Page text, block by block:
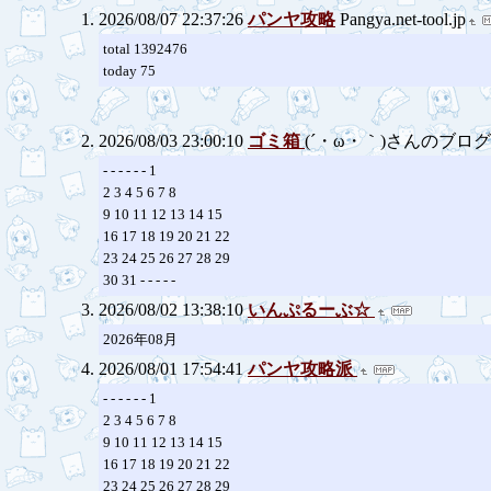
2026/08/07 22:37:26 パンヤ攻略 Pangya.net-tool.jp
total 1392476
today 75
2026/08/03 23:00:10 ゴミ箱(´・ω・｀)さんのブロ
- - - - - - 1
2 3 4 5 6 7 8
9 10 11 12 13 14 15
16 17 18 19 20 21 22
23 24 25 26 27 28 29
30 31 - - - - -
2026/08/02 13:38:10 いんぷるーぶ☆
2026年08月
2026/08/01 17:54:41 パンヤ攻略派
- - - - - - 1
2 3 4 5 6 7 8
9 10 11 12 13 14 15
16 17 18 19 20 21 22
23 24 25 26 27 28 29